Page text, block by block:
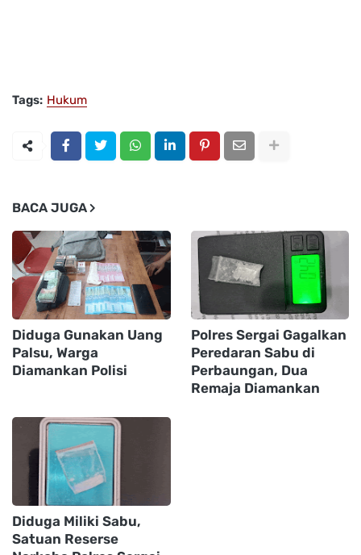
Tags: Hukum
BACA JUGA
Diduga Gunakan Uang
Palsu, Warga
Diamankan Polisi
Polres Sergai Gagalkan
Peredaran Sabu di
Perbaungan, Dua
Remaja Diamankan
Diduga Miliki Sabu,
Satuan Reserse